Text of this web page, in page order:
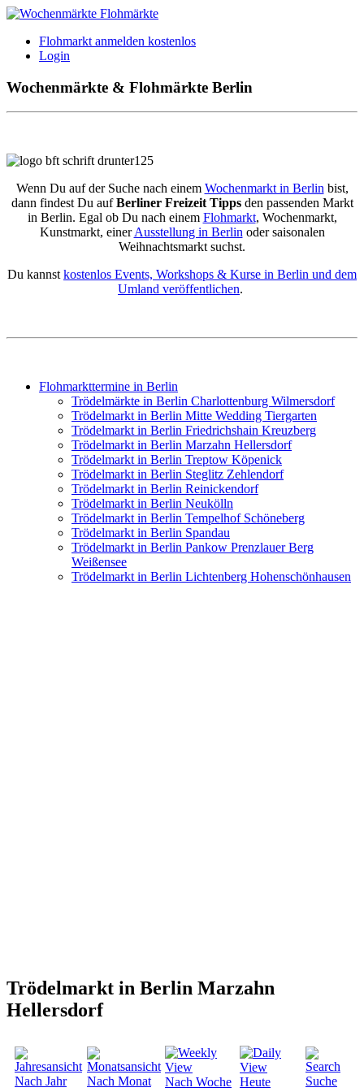
Flohmarkt anmelden kostenlos
Login
Wochenmärkte & Flohmärkte Berlin
Wenn Du auf der Suche nach einem Wochenmarkt in Berlinbist,
dann findest Du aufBerliner Freizeit Tippsden passenden Markt
in Berlin. Egal ob Du nach einem Flohmarkt, Wochenmarkt,
Kunstmarkt, einerAusstellung in Berlinoder saisonalen
Weihnachtsmarkt suchst.
Du kannstkostenlos Events, Workshops & Kurse in Berlin und dem
Umland veröffentlichen.
Flohmarkttermine in Berlin
Trödelmärkte in Berlin Charlottenburg Wilmersdorf
Trödelmarkt in Berlin Mitte Wedding Tiergarten
Trödelmarkt in Berlin Friedrichshain Kreuzberg
Trödelmarkt in Berlin Marzahn Hellersdorf
Trödelmarkt in Berlin Treptow Köpenick
Trödelmarkt in Berlin Steglitz Zehlendorf
Trödelmarkt in Berlin Reinickendorf
Trödelmarkt in Berlin Neukölln
Trödelmarkt in Berlin Tempelhof Schöneberg
Trödelmarkt in Berlin Spandau
Trödelmarkt in Berlin Pankow Prenzlauer Berg
Weißensee
Trödelmarkt in Berlin Lichtenberg Hohenschönhausen
Trödelmarkt in Berlin Marzahn
Hellersdorf
Nach Jahr Nach Monat Nach Woche Heute Suche